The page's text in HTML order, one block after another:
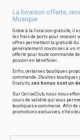
La livraison offerte,
Musique
Grâce à la livraison gratuite, il
les frais de ports pour recevoir
offres permettant la gratuité du
généralement soumises à un
offerte pour toute commande
pouvoir en bénéficier.
Enfin, certaines boutiques
commande. D'autres
Gratuits, ces bonus sont un
Sur CeriseClub, nous nous
cours de validité qui vous
boutiques e-commerce. Afin
promotions exclusives,